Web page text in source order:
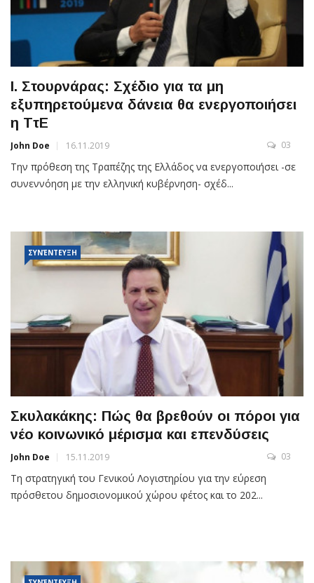
Ι. Στουρνάρας: Σχέδιο για τα μη
εξυπηρετούμενα δάνεια θα ενεργοποιήσει
η ΤτΕ
John Doe 16.11.2019 03
Την πρόθεση της Τραπέζης της Ελλάδος να ενεργοποιήσει -σε
συνεννόηση με την ελληνική κυβέρνηση- σχέδ...
ΣΥΝΈΝΤΕΥΞΗ
Σκυλακάκης: Πώς θα βρεθούν οι πόροι για
νέο κοινωνικό μέρισμα και επενδύσεις
John Doe 15.11.2019 03
Τη στρατηγική του Γενικού Λογιστηρίου για την εύρεση
πρόσθετου δημοσιονομικού χώρου φέτος και το 202...